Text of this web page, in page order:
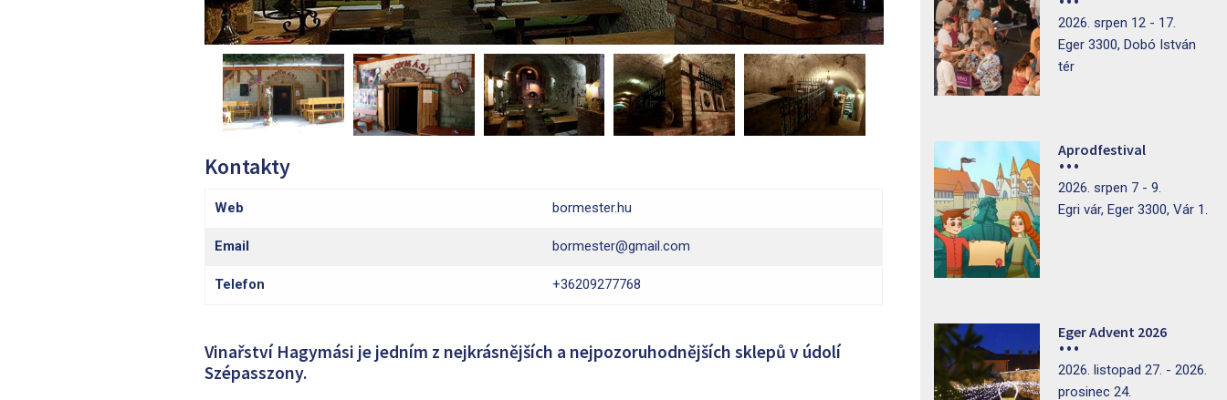
Kontakty
Web bormester.hu
Email bormester@gmail.com
Telefon +36209277768
Vinařství Hagymási je jedním z nejkrásnějších a nejpozoruhodnějších sklepů v údolí
Szépasszony.
2026. srpen 12 - 17.
Eger 3300, Dobó István
tér
Aprodfestival
2026. srpen 7 - 9.
Egri vár, Eger 3300, Vár 1.
Eger Advent 2026
2026. listopad 27. - 2026.
prosinec 24.